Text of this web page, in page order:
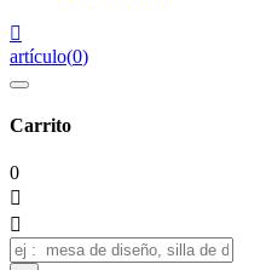

artículo(0)
Carrito
0

